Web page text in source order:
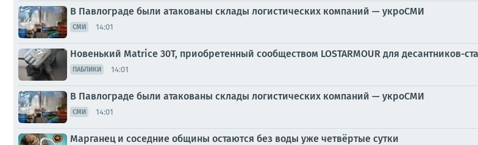
В Павлограде были атакованы склады логистических компаний — укроСМИ
СМИ 14:01
Новенький Matrice 30T, приобретенный сообществом LOSTARMOUR для десантников-
ПАБЛИКИ 14:01
В Павлограде были атакованы склады логистических компаний — укроСМИ
СМИ 14:01
Марганец и соседние общины остаются без воды уже четвёртые сутки